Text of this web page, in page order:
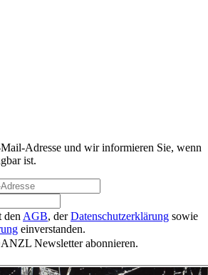
Adresse und wir informieren Sie, wenn
ist.
den AGB, derDatenschutzerklärung sowie
einverstanden.
Newsletter abonnieren.